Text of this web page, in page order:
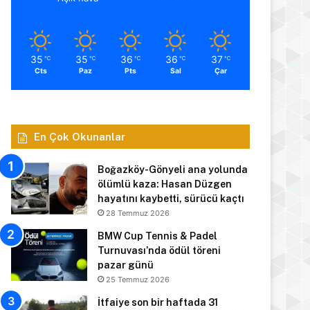
35 ℃
Cts
35 ℃
Paz
36 ℃
Pts
36 ℃
Sal
37 ℃
Çar
En Çok Okunanlar
Boğazköy-Gönyeli ana yolunda
ölümlü kaza: Hasan Düzgen
hayatını kaybetti, sürücü kaçtı
28 Temmuz 2026
BMW Cup Tennis & Padel
Turnuvası’nda ödül töreni
pazar günü
25 Temmuz 2026
İtfaiye son bir haftada 31